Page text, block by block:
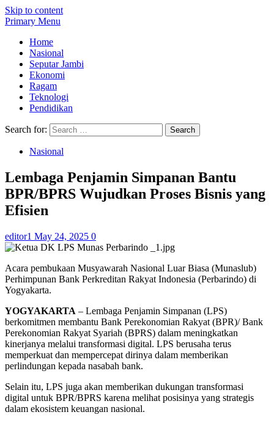
Skip to content
Primary Menu
Home
Nasional
Seputar Jambi
Ekonomi
Ragam
Teknologi
Pendidikan
Search for:
Nasional
Lembaga Penjamin Simpanan Bantu
BPR/BPRS Wujudkan Proses Bisnis yang
Efisien
editor1 May 24, 2025 0
Acara pembukaan Musyawarah Nasional Luar Biasa (Munaslub)
Perhimpunan Bank Perkreditan Rakyat Indonesia (Perbarindo) di
Yogyakarta.
YOGYAKARTA – Lembaga Penjamin Simpanan (LPS)
berkomitmen membantu Bank Perekonomian Rakyat (BPR)/ Bank
Perekonomian Rakyat Syariah (BPRS) dalam meningkatkan
kinerjanya melalui transformasi digital. LPS berusaha terus
memperkuat dan mempercepat dirinya dalam memberikan
perlindungan kepada nasabah bank.
Selain itu, LPS juga akan memberikan dukungan transformasi
digital untuk BPR/BPRS karena melihat posisinya yang strategis
dalam ekosistem keuangan nasional.